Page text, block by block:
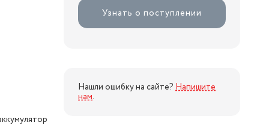
Узнать о поступлении
Нашли ошибку на сайте? Напишите
нам.